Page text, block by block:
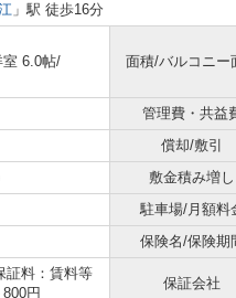
」駅 徒歩16分
室 6.0帖/
面積/バルコニー
管理費・共益
償却/敷引
敷金積み増し
駐車場/月額料
保険名/保険期
証料：賃料等
円
保証会社